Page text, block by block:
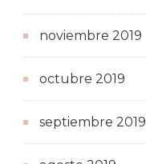
noviembre 2019
octubre 2019
septiembre 2019